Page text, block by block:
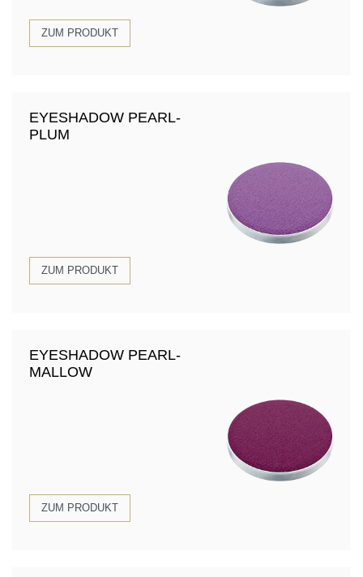
ZUM PRODUKT
EYESHADOW PEARL-
PLUM
ZUM PRODUKT
EYESHADOW PEARL-
MALLOW
ZUM PRODUKT